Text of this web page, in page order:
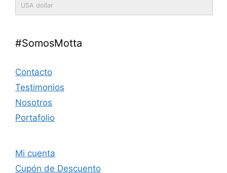
USA dollar
#SomosMotta
Contacto
Testimonios
Nosotros
Portafolio
Mi cuenta
Cupón de Descuento